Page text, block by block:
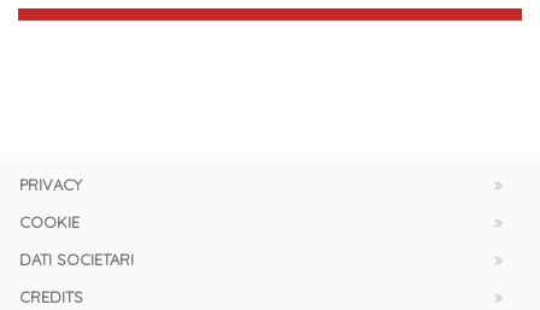
PRIVACY
COOKIE
DATI SOCIETARI
CREDITS